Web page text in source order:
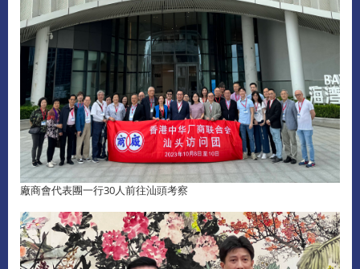
廠商會代表團一行30人前往汕頭考察